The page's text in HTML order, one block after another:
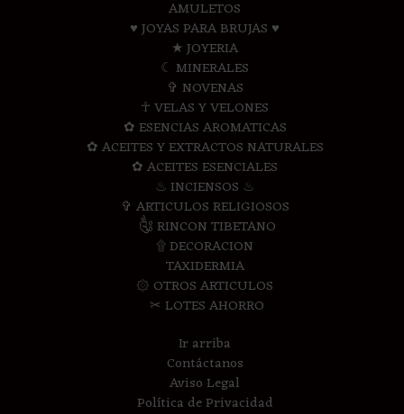
AMULETOS
♥ JOYAS PARA BRUJAS ♥
★ JOYERIA
☾ MINERALES
✞ NOVENAS
☥ VELAS Y VELONES
✿ ESENCIAS AROMATICAS
✿ ACEITES Y EXTRACTOS NATURALES
✿ ACEITES ESENCIALES
♨ INCIENSOS ♨
✞ ARTICULOS RELIGIOSOS
༃ RINCON TIBETANO
۩ DECORACION
TAXIDERMIA
۞ OTROS ARTICULOS
✂ LOTES AHORRO
Ir arriba
Contáctanos
Aviso Legal
Política de Privacidad